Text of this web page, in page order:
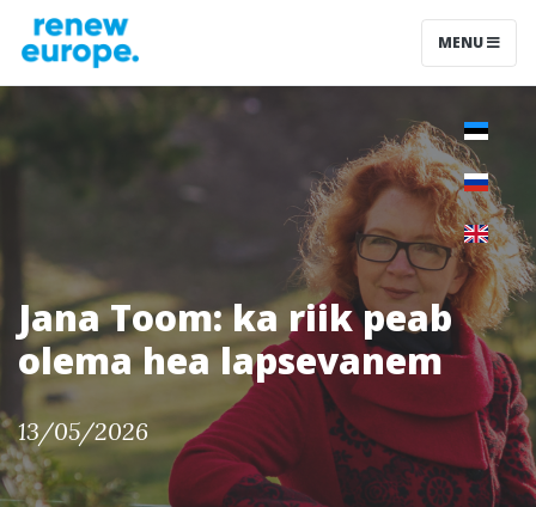
MENU
Jana Toom: ka riik peab
olema hea lapsevanem
13/05/2026